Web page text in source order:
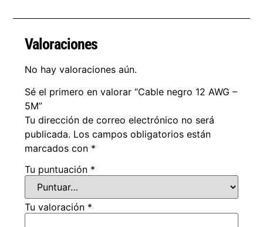
Valoraciones
No hay valoraciones aún.
Sé el primero en valorar “Cable negro 12 AWG –
5M”
Tu dirección de correo electrónico no será
publicada. Los campos obligatorios están
marcados con *
Tu puntuación *
Tu valoración *